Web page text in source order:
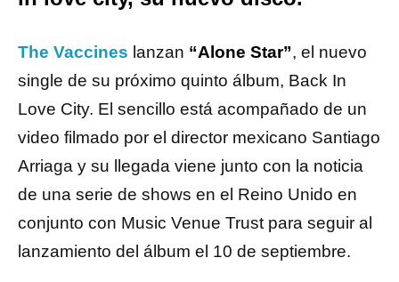
The Vaccines lanzan “Alone Star”, el nuevo
single de su próximo quinto álbum, Back In
Love City. El sencillo está acompañado de un
video filmado por el director mexicano Santiago
Arriaga y su llegada viene junto con la noticia
de una serie de shows en el Reino Unido en
conjunto con Music Venue Trust para seguir al
lanzamiento del álbum el 10 de septiembre.